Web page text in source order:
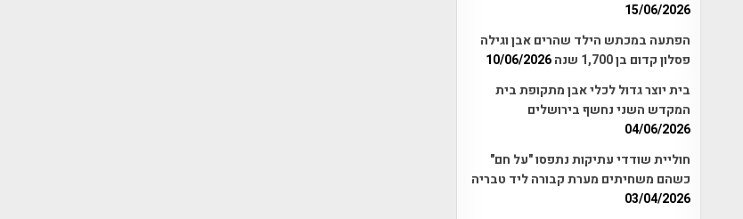
15/06/2026
הפתעה במכתש הילד שהרים אבן וגילה
פסלון קדום בן 1,700 שנה
10/06/2026
בית יוצר גדול לכלי אבן מתקופת בית
המקדש השני נחשף בירושלים
04/06/2026
חוליית שודדי עתיקות נתפסו "על חם"
כשהם משחיתים מערת קבורה ליד טבריה
03/04/2026